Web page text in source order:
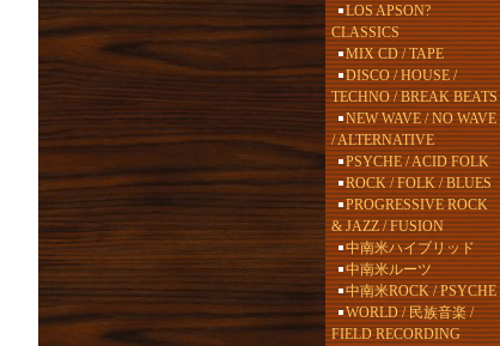
LOS APSON?
CLASSICS
MIX CD / TAPE
DISCO / HOUSE /
TECHNO / BREAK BEATS
NEW WAVE / NO WAVE
/ ALTERNATIVE
PSYCHE / ACID FOLK
ROCK / FOLK / BLUES
PROGRESSIVE ROCK
& JAZZ / FUSION
中南米ハイブリッド
中南米ルーツ
中南米ROCK / PSYCHE
WORLD / 民族音楽 /
FIELD RECORDING